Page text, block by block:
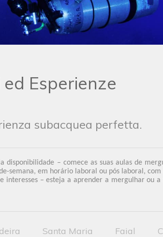
ed Esperienze
subacquea perfetta.
disponibilidade – comece as suas aulas de
semana, em horário laboral ou pós laboral,
interesses – esteja a aprender a mergulhar ou
Santa Maria Faial